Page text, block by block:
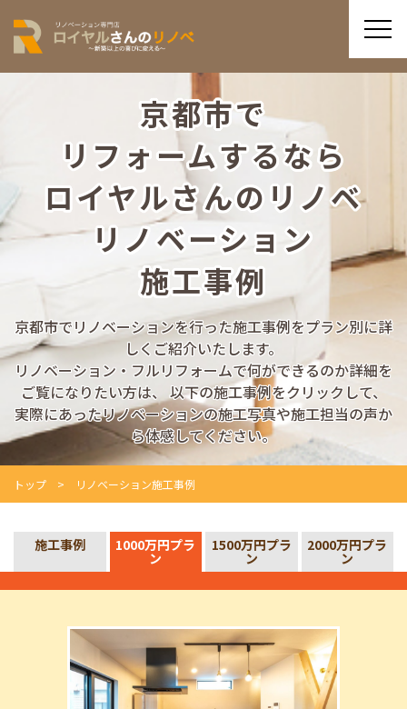
京都市で
リフォームするなら
ロイヤルさんのリノベ
リノベーション
施工事例
京都市でリノベーションを行った施工事例をプラン別に詳
しくご紹介いたします。
リノベーション・フルリフォームで何ができるのか詳細を
ご覧になりたい方は、 以下の施工事例をクリックして、
実際にあったリノベーションの施工写真や施工担当の声か
ら体感してください。
トップ リノベーション施工事例
施工事例 1000万円プラ
ン
1500万円プラ
ン
2000万円プラ
ン